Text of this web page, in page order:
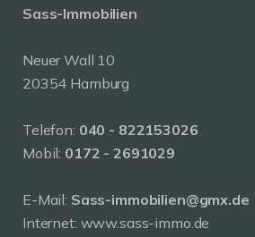
Sass-Immobilien
Neuer Wall 10
20354 Hamburg
Telefon: 040 - 822153026
Mobil: 0172 - 2691029
E-Mail: Sass-immobilien@gmx.de
Internet: www.sass-immo.de